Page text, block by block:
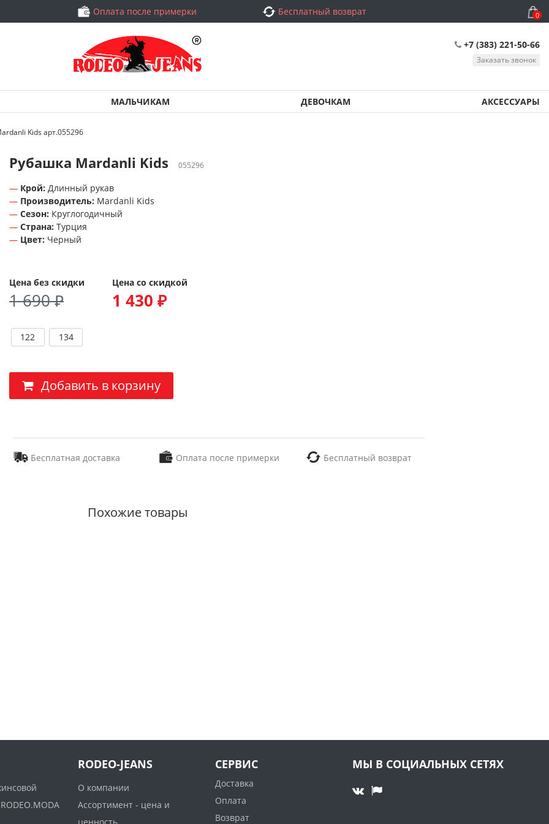
Оплата после примерки Бесплатный возврат 0
+7 (383) 221-50-66
Заказать звонок
МАЛЬЧИКАМ ДЕВОЧКАМ АКСЕССУАРЫ
Kids арт.055296
Рубашка Mardanli Kids 055296
Крой: Длинный рукав
Производитель: Mardanli Kids
Сезон: Круглогодичный
Страна: Турция
Цвет: Черный
Цена без скидки
1 690 ₽
Цена со скидкой
1 430 ₽
122 134
Добавить в корзину
Бесплатная доставка Оплата после примерки Бесплатный возврат
Похожие товары
RODEO-JEANS
О компании
Ассортимент - цена и
СЕРВИС
Доставка
Оплата
Возврат
МЫ В СОЦИАЛЬНЫХ СЕТЯХ